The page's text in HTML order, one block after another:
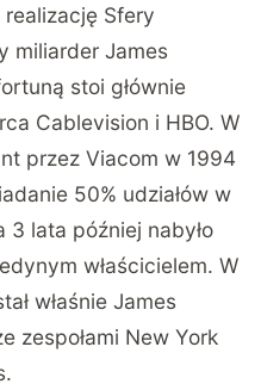
realizację Sfery
miliarder James
stoi głównie
Cablevision i HBO. W
przez Viacom w 1994
50% udziałów w
3 lata później nabyło
właścicielem. W
właśnie James
zespołami New York